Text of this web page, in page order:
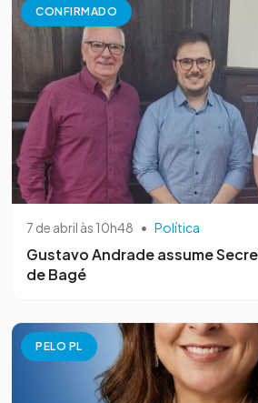
CONFIRMADO
7 de abril às 10h48 • Política
Gustavo Andrade assume
de Bagé
PELO PL